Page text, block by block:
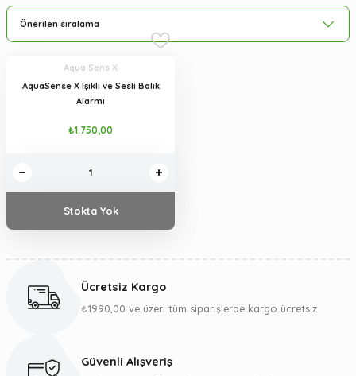
Aqua Sens X
AquaSense X Işıklı ve Sesli Balık
Alarmı
₺1.750,00
Stokta Yok
Ücretsiz Kargo
₺1990,00 ve üzeri tüm siparişlerde kargo ücretsiz
Güvenli Alışveriş